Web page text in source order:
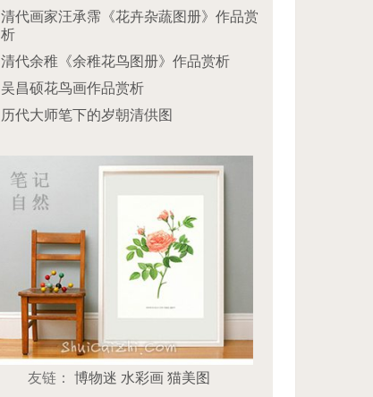
清代画家汪承霈《花卉杂蔬图册》作品赏
析
清代余稚《余稚花鸟图册》作品赏析
吴昌硕花鸟画作品赏析
历代大师笔下的岁朝清供图
友链：博物迷 水彩画 猫美图